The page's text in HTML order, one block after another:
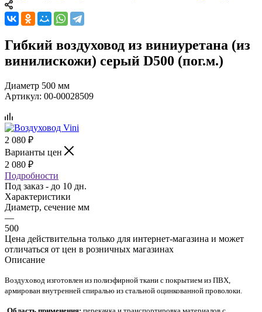
Гибкий воздуховод из виниуретана (из
винилискожи) серый D500 (пог.м.)
Диаметр 500 мм
Артикул: 00-00028509
2 080 ₽
Варианты цен
2 080 ₽
Подробности
Под заказ - до 10 дн.
Характеристики
Диаметр, сечение мм
—
500
Цена действительна только для интернет-магазина и может
отличаться от цен в розничных магазинах
Описание
Воздуховод изготовлен из полиэфирной ткани с покрытием из ПВХ,
армирован внутренней спиралью из стальной оцинкованной проволоки.